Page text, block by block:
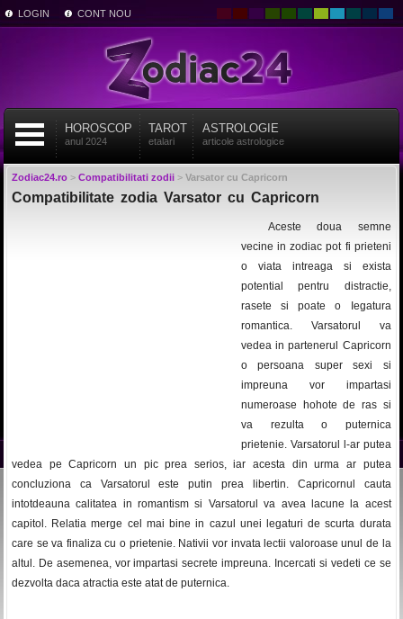
LOGIN CONT NOU
HOROSCOP
anul 2024
TAROT
etalari
ASTROLOGIE
articole astrologice
Zodiac24.ro> Compatibilitati zodii> Varsator cu Capricorn
Compatibilitate zodia Varsator cu Capricorn
Aceste doua semne
vecine in zodiac pot fi prieteni
o viata intreaga si exista
potential pentru distractie,
rasete si poate o Iegatura
romantica. Varsatorul va
vedea in partenerul Capricorn
o persoana super sexi si
impreuna vor impartasi
numeroase hohote de ras si
va rezulta o puternica
prietenie. Varsatorul l-ar putea
vedea pe Capricorn un pic prea serios, iar acesta din urma ar putea
concluziona ca Varsatorul este putin prea libertin. Capricornul cauta
intotdeauna calitatea in romantism si Varsatorul va avea lacune la acest
capitol. Relatia merge cel mai bine in cazul unei legaturi de scurta durata
care se va finaliza cu o prietenie. Nativii vor invata lectii valoroase unul de la
altul. De asemenea, vor impartasi secrete impreuna. Incercati si vedeti ce se
dezvolta daca atractia este atat de puternica.